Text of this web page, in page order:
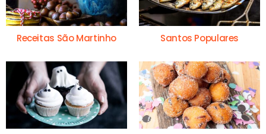
Receitas São Martinho Santos Populares